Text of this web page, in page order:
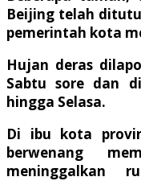
Beijing telah
pemerintah kota
Hujan deras
Sabtu sore dan
hingga Selasa.
Di ibu kota
berwenang
meninggalkan